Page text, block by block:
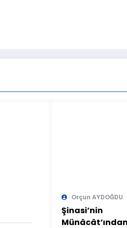
Orçun AYDOĞDU
Şinasi’nin
Münâcât’ından